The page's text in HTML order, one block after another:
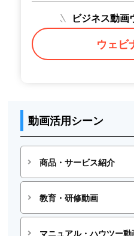
ビジネス動画
ウェビ
動画活用シーン
商品・サービス紹介
教育・研修動画
マニュアル・ハウツー動